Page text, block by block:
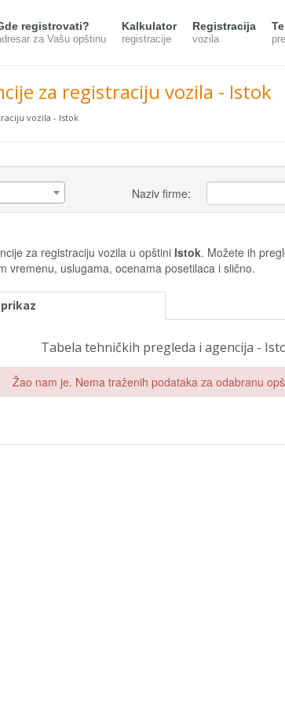
registrovati?
za Vašu opštinu
Kalkulator
registracije
Registracija
vozila
za registraciju vozila - Istok
vozila - Istok
Naziv firme:
za registraciju vozila u opštini Istok. Možete ih
vremenu, uslugama, ocenama posetilaca i slično.
Tabela tehničkih pregleda i agencija -
Žao nam je. Nema traženih podataka za odabranu